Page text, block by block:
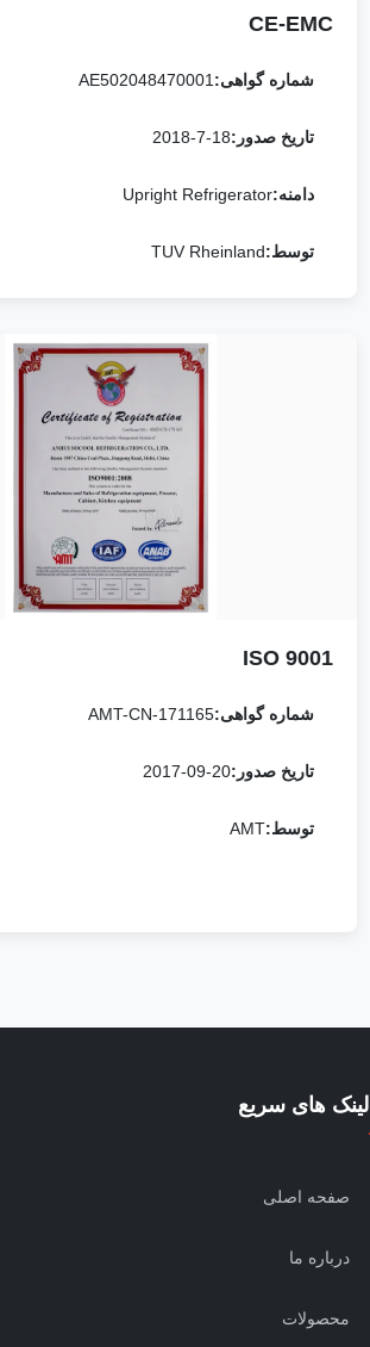
CE-EMC
شماره گواهی: AE502048470001
تاریخ صدور:2018-7-18
دامنه:Upright Refrigerator
توسط:TUV Rheinland
ISO 9001
شماره گواهی:AMT-CN-171165
تاریخ صدور:2017-09-20
توسط:AMT
لینک های سریع
صفحه اصلی
درباره ما
محصولات